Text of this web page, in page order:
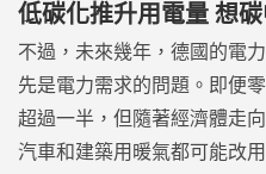
低碳化推升用電量 想
不過，未來幾年，德國的電
先是電力需求的問題。即便
超過一半，但隨著經濟體走
汽車和建築用暖氣都可能改